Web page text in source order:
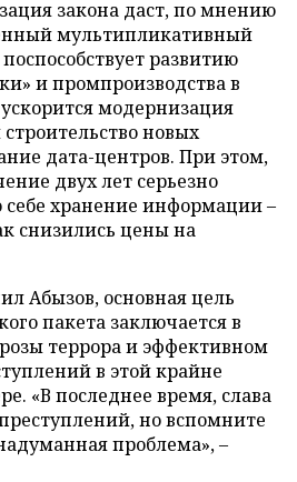
закона даст, по мнению
мультипликативный
развитию
и промпроизводства в
модернизация
новых
дата-центров. При этом,
двух лет серьезно
хранение информации –
снизились цены на
Абызов, основная цель
пакета заключается в
террора и эффективном
в этой крайне
«В последнее время, слава
но вспомните
проблема», –